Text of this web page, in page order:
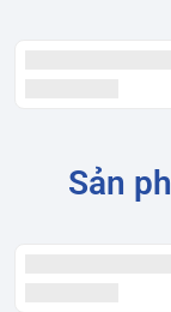
Sản